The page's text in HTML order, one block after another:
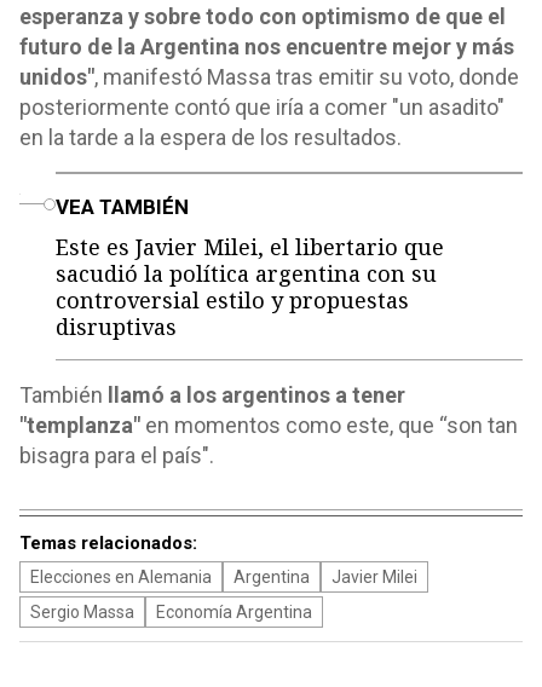
esperanza y sobre todo con optimismo de que el
futuro de la Argentina nos encuentre mejor y más
unidos", manifestó Massa tras emitir su voto, donde
posteriormente contó que iría a comer "un asadito"
en la tarde a la espera de los resultados.
VEA TAMBIÉN
Este es Javier Milei, el libertario que
sacudió la política argentina con su
controversial estilo y propuestas
disruptivas
También
llamó a los argentinos a tener
"templanza" en momentos como este, que “son tan
bisagra para el país".
Temas relacionados:
Elecciones en Alemania Argentina
Javier Milei
Sergio Massa
Economía Argentina